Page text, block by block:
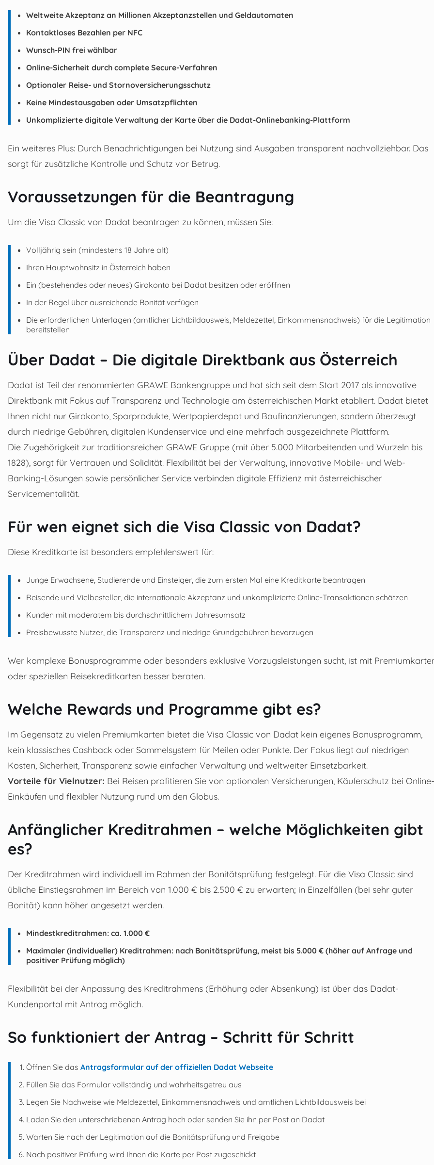
Weltweite Akzeptanz an Millionen Akzeptanzstellen und Geldautomaten
Kontaktloses Bezahlen per NFC
Wunsch-PIN frei wählbar
Online-Sicherheit durch complete Secure-Verfahren
Optionaler Reise- und Stornoversicherungsschutz
Keine Mindestausgaben oder Umsatzpflichten
Unkomplizierte digitale Verwaltung der Karte über die Dadat-Onlinebanking-Plattform
Ein weiteres Plus: Durch Benachrichtigungen bei Nutzung sind Ausgaben transparent nachvollziehbar. Das
sorgt für zusätzliche Kontrolle und Schutz vor Betrug.
Voraussetzungen für die Beantragung
Um die Visa Classic von Dadat beantragen zu können, müssen Sie:
Volljährig sein (mindestens 18 Jahre alt)
Ihren Hauptwohnsitz in Österreich haben
Ein (bestehendes oder neues) Girokonto bei Dadat besitzen oder eröffnen
In der Regel über ausreichende Bonität verfügen
Die erforderlichen Unterlagen (amtlicher Lichtbildausweis, Meldezettel, Einkommensnachweis) für die Legitimation
bereitstellen
Über Dadat – Die digitale Direktbank aus Österreich
Dadat ist Teil der renommierten GRAWE Bankengruppe und hat sich seit dem Start 2017 als innovative
Direktbank mit Fokus auf Transparenz und Technologie am österreichischen Markt etabliert. Dadat bietet
Ihnen nicht nur Girokonto, Sparprodukte, Wertpapierdepot und Baufinanzierungen, sondern überzeugt
durch niedrige Gebühren, digitalen Kundenservice und eine mehrfach ausgezeichnete Plattform.
Die Zugehörigkeit zur traditionsreichen GRAWE Gruppe (mit über 5.000 Mitarbeitenden und Wurzeln bis
1828), sorgt für Vertrauen und Solidität. Flexibilität bei der Verwaltung, innovative Mobile- und Web-
Banking-Lösungen sowie persönlicher Service verbinden digitale Effizienz mit österreichischer
Servicementalität.
Für wen eignet sich die Visa Classic von Dadat?
Diese Kreditkarte ist besonders empfehlenswert für:
Junge Erwachsene, Studierende und Einsteiger, die zum ersten Mal eine Kreditkarte beantragen
Reisende und Vielbesteller, die internationale Akzeptanz und unkomplizierte Online-Transaktionen schätzen
Kunden mit moderatem bis durchschnittlichem Jahresumsatz
Preisbewusste Nutzer, die Transparenz und niedrige Grundgebühren bevorzugen
Wer komplexe Bonusprogramme oder besonders exklusive Vorzugsleistungen sucht, ist mit
oder speziellen Reisekreditkarten besser beraten.
Welche Rewards und Programme gibt es?
Im Gegensatz zu vielen Premiumkarten bietet die Visa Classic von Dadat kein eigenes Bonusprogramm,
kein klassisches Cashback oder Sammelsystem für Meilen oder Punkte. Der Fokus liegt auf niedrigen
Kosten, Sicherheit, Transparenz sowie einfacher Verwaltung und weltweiter Einsetzbarkeit.
Vorteile für Vielnutzer: Bei Reisen profitieren Sie von optionalen Versicherungen, Käuferschutz bei Online-
Einkäufen und flexibler Nutzung rund um den Globus.
Anfänglicher Kreditrahmen – welche Möglichkeiten gibt
es?
Der Kreditrahmen wird individuell im Rahmen der Bonitätsprüfung festgelegt. Für die Visa Classic sind
übliche Einstiegsrahmen im Bereich von 1.000 € bis 2.500 € zu erwarten; in Einzelfällen (bei sehr guter
Bonität) kann höher angesetzt werden.
Mindestkreditrahmen: ca. 1.000 €
Maximaler (individueller) Kreditrahmen: nach Bonitätsprüfung, meist bis 5.000 € (höher auf Anfrage und
positiver Prüfung möglich)
Flexibilität bei der Anpassung des Kreditrahmens (Erhöhung oder Absenkung) ist über das Dadat-
Kundenportal mit Antrag möglich.
So funktioniert der Antrag – Schritt für Schritt
Öffnen Sie das Antragsformular auf der offiziellen Dadat Webseite
Füllen Sie das Formular vollständig und wahrheitsgetreu aus
Legen Sie Nachweise wie Meldezettel, Einkommensnachweis und amtlichen Lichtbildausweis bei
Laden Sie den unterschriebenen Antrag hoch oder senden Sie ihn per Post an Dadat
Warten Sie nach der Legitimation auf die Bonitätsprüfung und Freigabe
Nach positiver Prüfung wird Ihnen die Karte per Post zugeschickt